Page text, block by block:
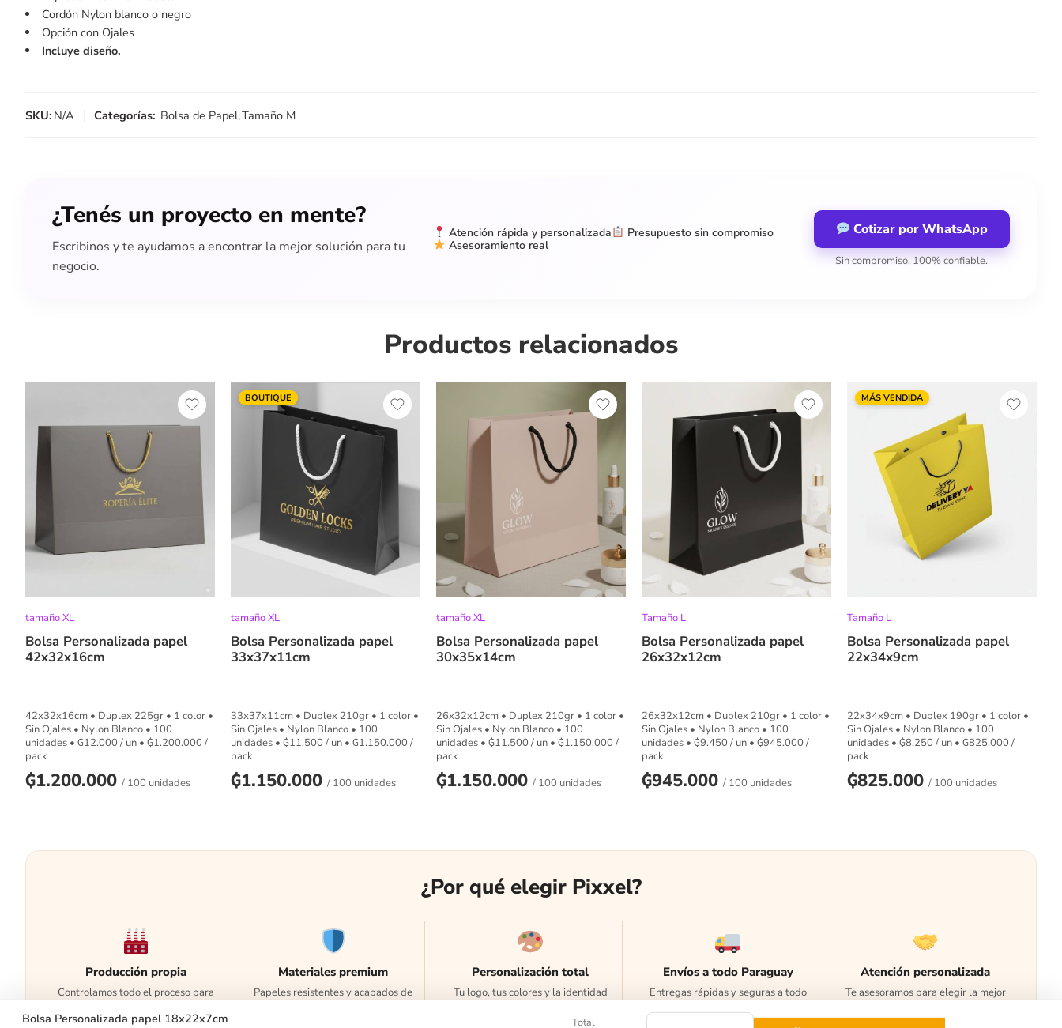
Cordón Nylon blanco o negro
Opción con Ojales
Incluye diseño.
SKU: N/A Categorías: Bolsa de Papel,Tamaño M
¿Tenés un proyecto en mente?
Escribinos y te ayudamos a encontrar la mejor solución para tu
negocio.
Atención rápida y personalizada
Presupuesto sin compromiso
Asesoramiento real
Cotizar por WhatsApp
Sin compromiso, 100% confiable.
Productos relacionados
tamaño XL
Bolsa Personalizada papel
42x32x16cm
42x32x16cm • Duplex 225gr • 1 color •
Sin Ojales • Nylon Blanco • 100
unidades • ₲12.000 / un • ₲1.200.000 /
pack
₲1.200.000 / 100 unidades
BOUTIQUE
tamaño XL
Bolsa Personalizada papel
33x37x11cm
33x37x11cm • Duplex 210gr • 1 color •
Sin Ojales • Nylon Blanco • 100
unidades • ₲11.500 / un • ₲1.150.000 /
pack
₲1.150.000 / 100 unidades
tamaño XL
Bolsa Personalizada papel
30x35x14cm
26x32x12cm • Duplex 210gr • 1 color •
Sin Ojales • Nylon Blanco • 100
unidades • ₲11.500 / un • ₲1.150.000 /
pack
₲1.150.000 / 100 unidades
Tamaño L
Bolsa Personalizada papel
26x32x12cm
26x32x12cm • Duplex 210gr • 1 color •
Sin Ojales • Nylon Blanco • 100
unidades • ₲9.450 / un • ₲945.000 /
pack
₲945.000 / 100 unidades
MÁS VENDIDA
Tamaño L
Bolsa Personalizada papel
22x34x9cm
22x34x9cm • Duplex 190gr • 1 color •
Sin Ojales • Nylon Blanco • 100
unidades • ₲8.250 / un • ₲825.000 /
pack
₲825.000 / 100 unidades
¿Por qué elegir Pixxel?
Producción propia
Controlamos todo el proceso para
Materiales premium
Papeles resistentes y acabados de
Personalización total
Tu logo, tus colores y la identidad
Envíos a todo Paraguay
Entregas rápidas y seguras a todo
Atención personalizada
Te asesoramos para elegir la mejor
Bolsa Personalizada papel 18x22x7cm Total